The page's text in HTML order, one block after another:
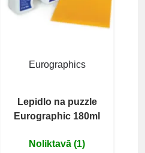
Eurographics
Lepidlo na puzzle
Eurographic 180ml
Noliktavā (1)